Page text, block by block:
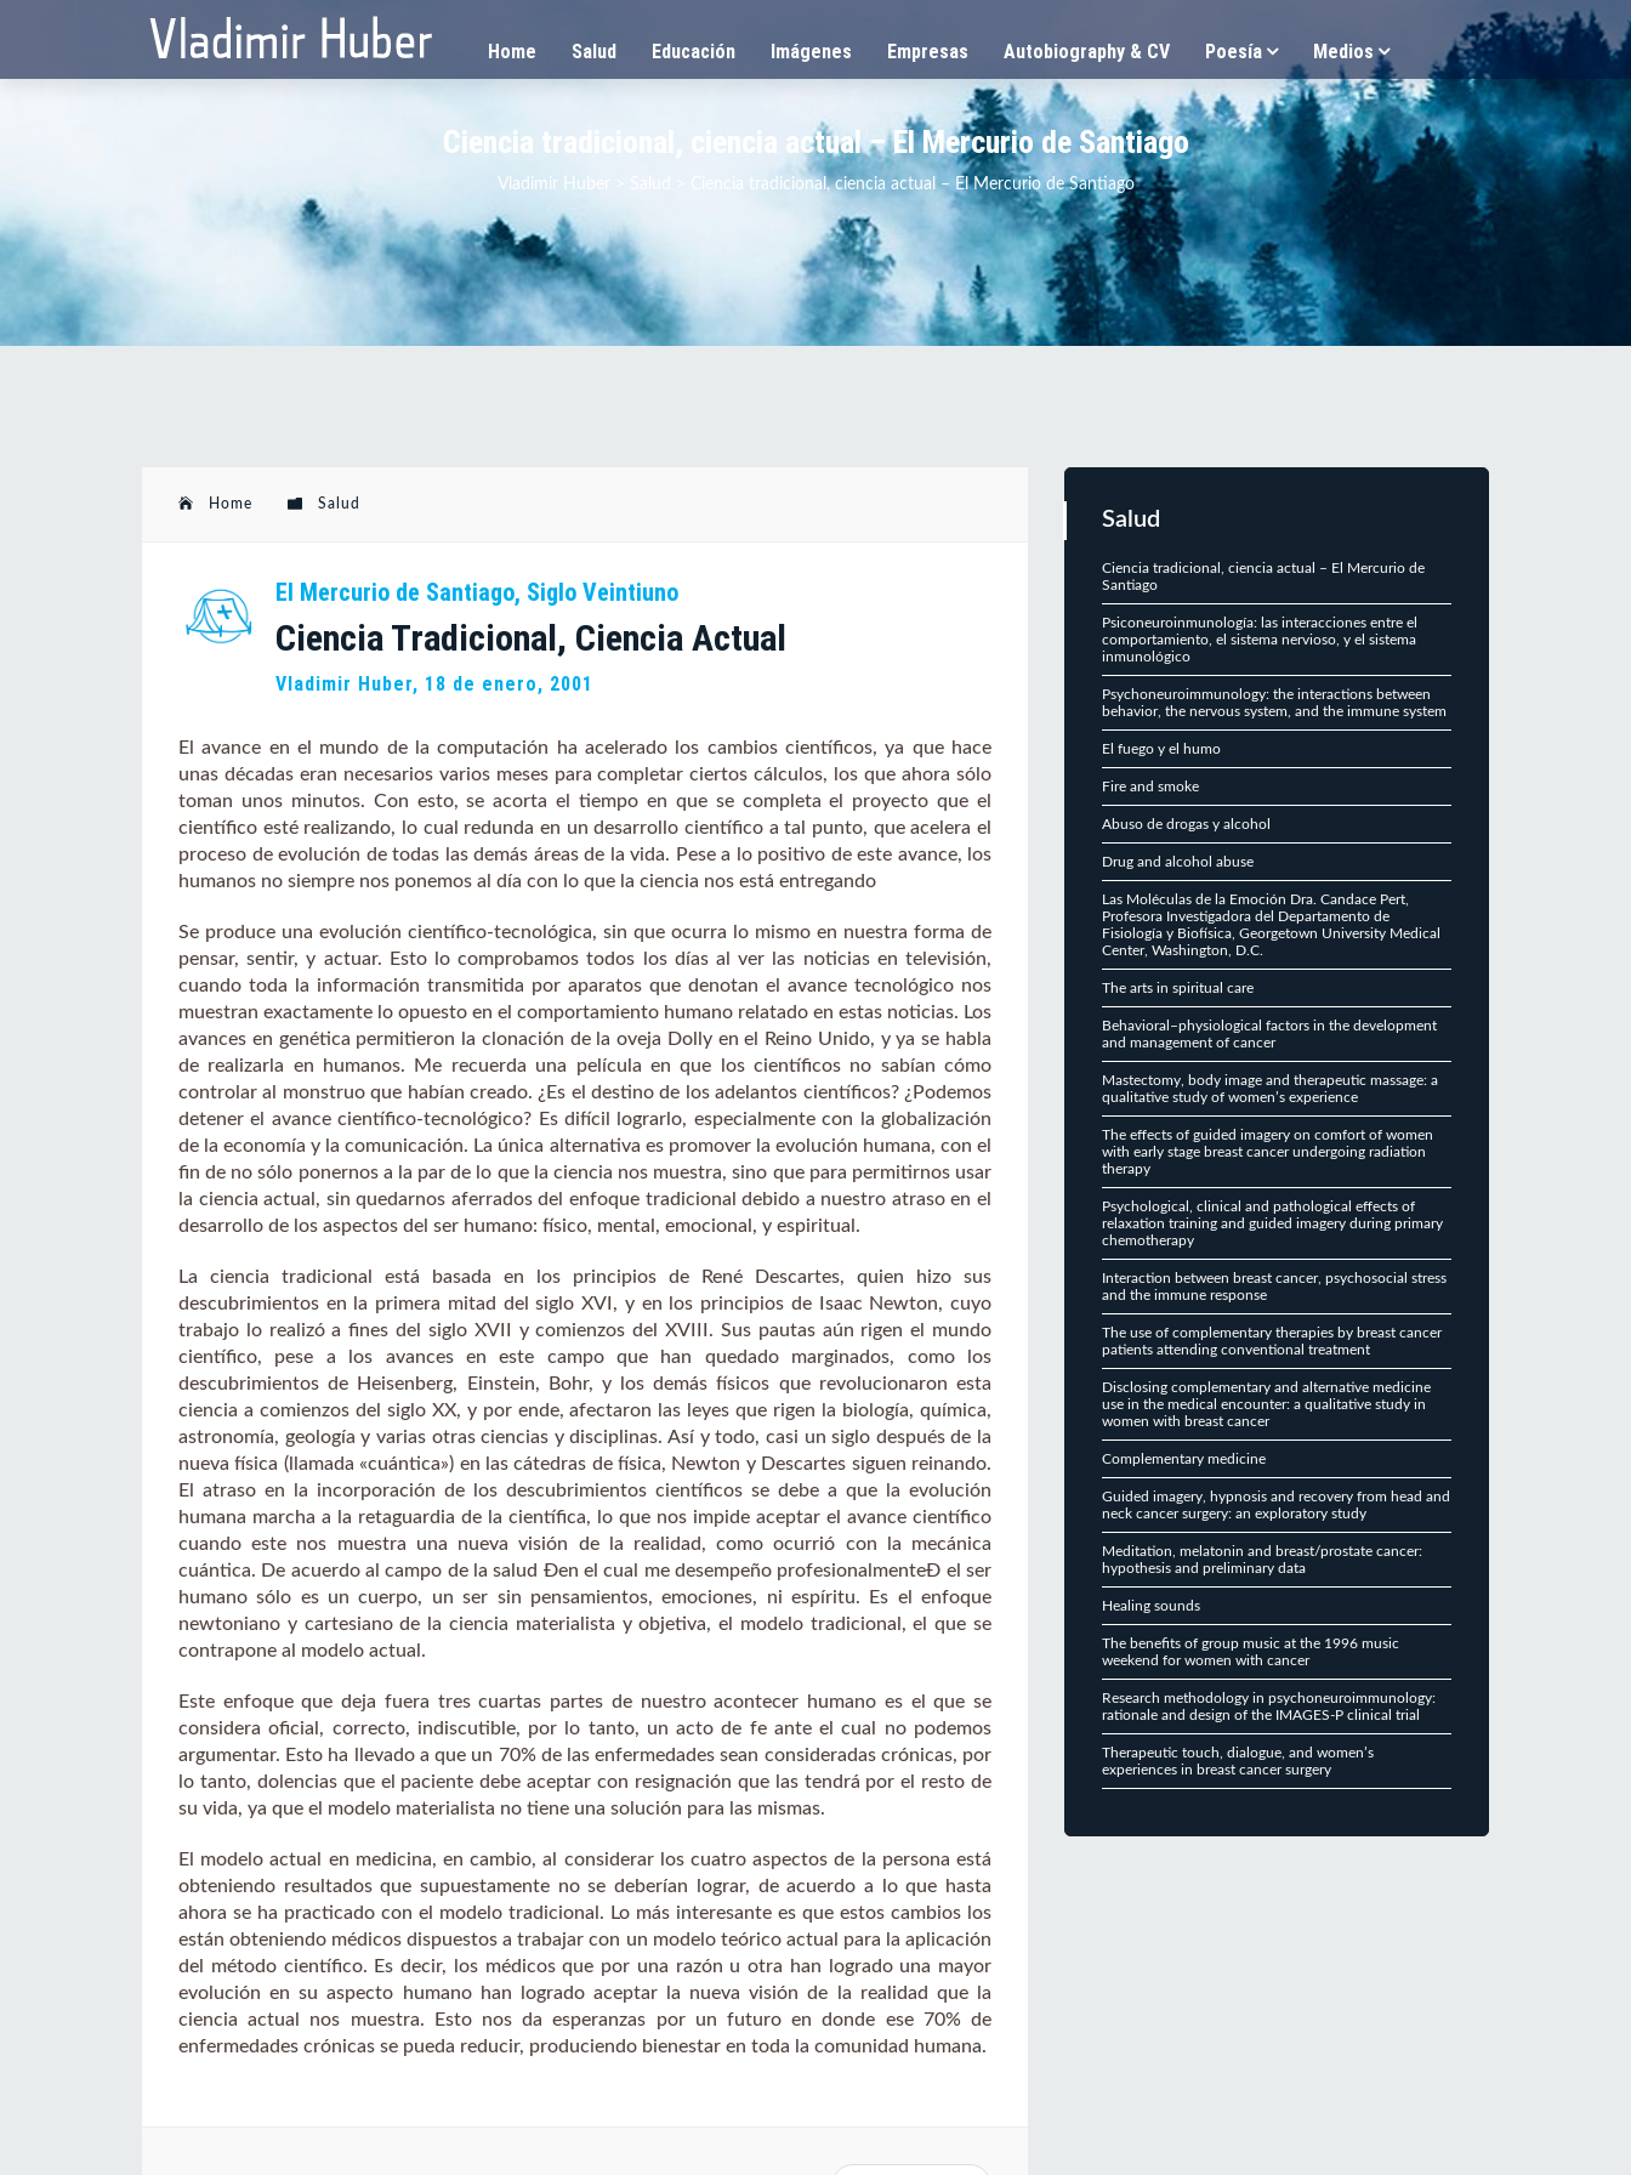
Home Salud Educación Imágenes Empresas Autobiography & CV Poesía Medios
Ciencia tradicional, ciencia actual – El Mercurio de Santiago
Vladimir Huber Ciencia tradicional, ciencia actual – El Mercurio de Santiago
Home Salud
El Mercurio de Santiago, Siglo Veintiuno
Ciencia Tradicional, Ciencia Actual
Vladimir Huber, 18 de enero, 2001
El avance en el mundo de la computación ha acelerado los cambios científicos, ya que hace
unas décadas eran necesarios varios meses para completar ciertos cálculos, los que ahora sólo
toman unos minutos. Con esto, se acorta el tiempo en que se completa el proyecto que el
científico esté realizando, lo cual redunda en un desarrollo científico a tal punto, que acelera el
proceso de evolución de todas las demás áreas de la vida. Pese a lo positivo de este avance, los
humanos no siempre nos ponemos al día con lo que la ciencia nos está entregando
Se produce una evolución científico-tecnológica, sin que ocurra lo mismo en nuestra forma de
pensar, sentir, y actuar. Esto lo comprobamos todos los días al ver las noticias en televisión,
cuando toda la información transmitida por aparatos que denotan el avance tecnológico nos
muestran exactamente lo opuesto en el comportamiento humano relatado en estas noticias. Los
avances en genética permitieron la clonación de la oveja Dolly en el Reino Unido, y ya se habla
de realizarla en humanos. Me recuerda una película en que los científicos no sabían cómo
controlar al monstruo que habían creado. ¿Es el destino de los adelantos científicos? ¿Podemos
detener el avance científico-tecnológico? Es difícil lograrlo, especialmente con la globalización
de la economía y la comunicación. La única alternativa es promover la evolución humana, con el
fin de no sólo ponernos a la par de lo que la ciencia nos muestra, sino que para permitirnos usar
la ciencia actual, sin quedarnos aferrados del enfoque tradicional debido a nuestro atraso en el
desarrollo de los aspectos del ser humano: físico, mental, emocional, y espiritual.
La ciencia tradicional está basada en los principios de René Descartes, quien hizo sus
descubrimientos en la primera mitad del siglo XVI, y en los principios de Isaac Newton, cuyo
trabajo lo realizó a fines del siglo XVII y comienzos del XVIII. Sus pautas aún rigen el mundo
científico, pese a los avances en este campo que han quedado marginados, como los
descubrimientos de Heisenberg, Einstein, Bohr, y los demás físicos que revolucionaron esta
ciencia a comienzos del siglo XX, y por ende, afectaron las leyes que rigen la biología, química,
astronomía, geología y varias otras ciencias y disciplinas. Así y todo, casi un siglo después de la
nueva física (llamada «cuántica») en las cátedras de física, Newton y Descartes siguen reinando.
El atraso en la incorporación de los descubrimientos científicos se debe a que la evolución
humana marcha a la retaguardia de la científica, lo que nos impide aceptar el avance científico
cuando este nos muestra una nueva visión de la realidad, como ocurrió con la mecánica
cuántica. De acuerdo al campo de la salud Ðen el cual me desempeño profesionalmenteÐ el ser
humano sólo es un cuerpo, un ser sin pensamientos, emociones, ni espíritu. Es el enfoque
newtoniano y cartesiano de la ciencia materialista y objetiva, el modelo tradicional, el que se
contrapone al modelo actual.
Este enfoque que deja fuera tres cuartas partes de nuestro acontecer humano es el que se
considera oficial, correcto, indiscutible, por lo tanto, un acto de fe ante el cual no podemos
argumentar. Esto ha llevado a que un 70% de las enfermedades sean consideradas crónicas, por
lo tanto, dolencias que el paciente debe aceptar con resignación que las tendrá por el resto de
su vida, ya que el modelo materialista no tiene una solución para las mismas.
El modelo actual en medicina, en cambio, al considerar los cuatro aspectos de la persona está
obteniendo resultados que supuestamente no se deberían lograr, de acuerdo a lo que hasta
ahora se ha practicado con el modelo tradicional. Lo más interesante es que estos cambios los
están obteniendo médicos dispuestos a trabajar con un modelo teórico actual para la aplicación
del método científico. Es decir, los médicos que por una razón u otra han logrado una mayor
evolución en su aspecto humano han logrado aceptar la nueva visión de la realidad que la
ciencia actual nos muestra. Esto nos da esperanzas por un futuro en donde ese 70% de
enfermedades crónicas se pueda reducir, produciendo bienestar en toda la comunidad humana.
Salud
Ciencia tradicional, ciencia actual – El Mercurio de
Santiago
Psiconeuroinmunología: las interacciones entre el
comportamiento, el sistema nervioso, y el sistema
inmunológico
Psychoneuroimmunology: the interactions between
behavior, the nervous system, and the immune system
El fuego y el humo
Fire and smoke
Abuso de drogas y alcohol
Drug and alcohol abuse
Las Moléculas de la Emoción Dra. Candace Pert,
Profesora Investigadora del Departamento de
Fisiología y Biofísica, Georgetown University Medical
Center, Washington, D.C.
The arts in spiritual care
Behavioral–physiological factors in the development
and management of cancer
Mastectomy, body image and therapeutic massage: a
qualitative study of women’s experience
The effects of guided imagery on comfort of women
with early stage breast cancer undergoing radiation
therapy
Psychological, clinical and pathological effects of
relaxation training and guided imagery during primary
chemotherapy
Interaction between breast cancer, psychosocial stress
and the immune response
The use of complementary therapies by breast cancer
patients attending conventional treatment
Disclosing complementary and alternative medicine
use in the medical encounter: a qualitative study in
women with breast cancer
Complementary medicine
Guided imagery, hypnosis and recovery from head and
neck cancer surgery: an exploratory study
Meditation, melatonin and breast/prostate cancer:
hypothesis and preliminary data
Healing sounds
The benefits of group music at the 1996 music
weekend for women with cancer
Research methodology in psychoneuroimmunology:
rationale and design of the IMAGES-P clinical trial
Therapeutic touch, dialogue, and women’s
experiences in breast cancer surgery